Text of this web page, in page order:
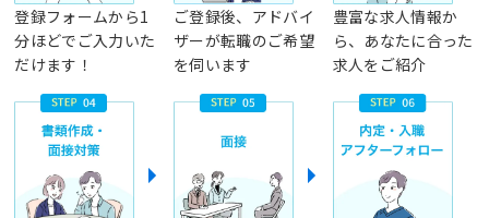
登録フォームから1
分ほどでご入力いた
だけます！
ご登録後、アドバイ
ザーが転職のご希望
を伺います
豊富な求人情報か
ら、あなたに合った
求人をご紹介